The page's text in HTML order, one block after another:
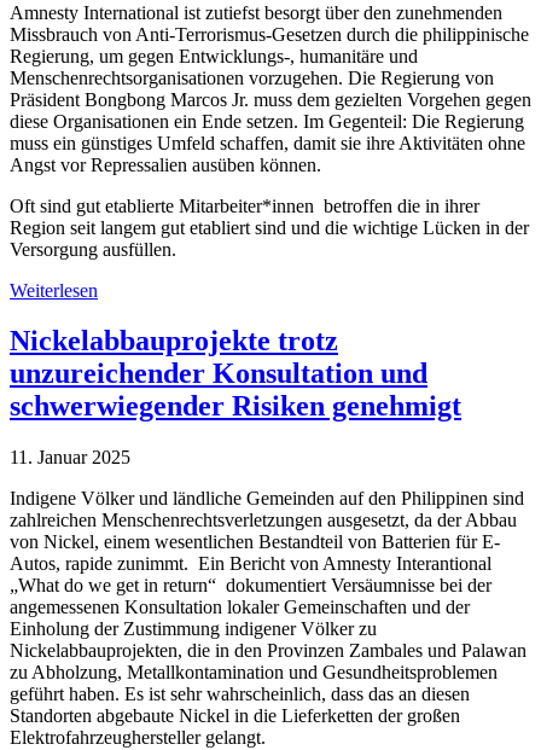
Amnesty International ist zutiefst besorgt über den zunehmenden
Missbrauch von Anti-Terrorismus-Gesetzen durch die philippinische
Regierung, um gegen Entwicklungs-, humanitäre und
Menschenrechtsorganisationen vorzugehen. Die Regierung von
Präsident Bongbong Marcos Jr. muss dem gezielten Vorgehen gegen
diese Organisationen ein Ende setzen. Im Gegenteil: Die Regierung
muss ein günstiges Umfeld schaffen, damit sie ihre Aktivitäten ohne
Angst vor Repressalien ausüben können.
Oft sind gut etablierte Mitarbeiter*innen betroffen die in ihrer
Region seit langem gut etabliert sind und die wichtige Lücken in der
Versorgung ausfüllen.
Weiterlesen
Nickelabbauprojekte trotz
unzureichender Konsultation und
schwerwiegender Risiken genehmigt
11. Januar 2025
Indigene Völker und ländliche Gemeinden auf den Philippinen sind
zahlreichen Menschenrechtsverletzungen ausgesetzt, da der Abbau
von Nickel, einem wesentlichen Bestandteil von Batterien für E-
Autos, rapide zunimmt. Ein Bericht von Amnesty Interantional
„What do we get in return“ dokumentiert Versäumnisse bei der
angemessenen Konsultation lokaler Gemeinschaften und der
Einholung der Zustimmung indigener Völker zu
Nickelabbauprojekten, die in den Provinzen Zambales und Palawan
zu Abholzung, Metallkontamination und Gesundheitsproblemen
geführt haben. Es ist sehr wahrscheinlich, dass das an diesen
Standorten abgebaute Nickel in die Lieferketten der großen
Elektrofahrzeughersteller gelangt.